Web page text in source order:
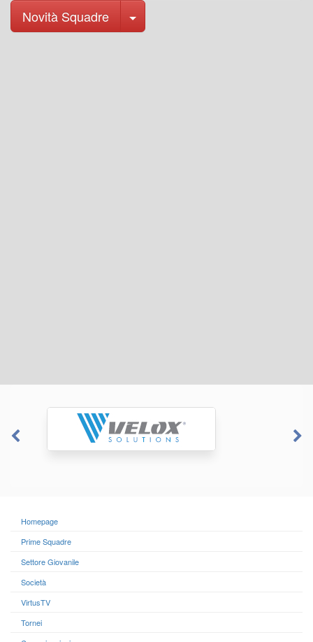
Novità Squadre Toggle Dropdown
Homepage
Prime Squadre
Settore Giovanile
Società
VirtusTV
Tornei